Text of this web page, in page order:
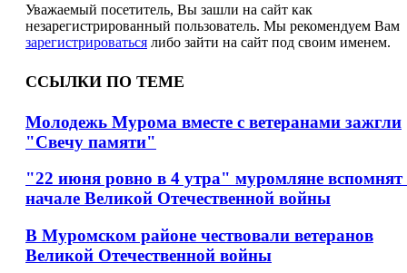
Уважаемый посетитель, Вы зашли на сайт как
незарегистрированный пользователь. Мы рекомендуем Вам
зарегистрироваться либо зайти на сайт под своим именем.
ССЫЛКИ ПО ТЕМЕ
Молодежь Мурома вместе с ветеранами зажгли
"Свечу памяти"
"22 июня ровно в 4 утра" муромляне вспомнят
начале Великой Отечественной войны
В Муромском районе чествовали ветеранов
Великой Отечественной войны